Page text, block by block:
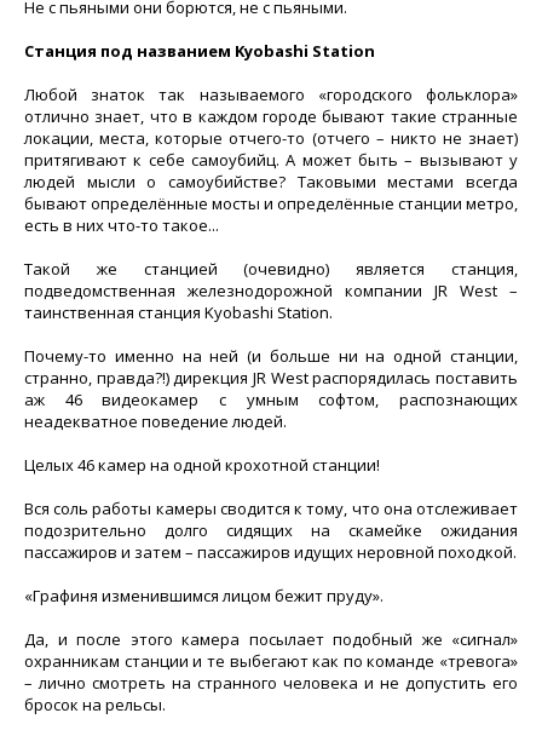
Не с пьяными они борются, не с пьяными.
Станция под названием Kyobashi Station
Любой знаток так называемого «городского фольклора»
отлично знает, что в каждом городе бывают такие странные
локации, места, которые отчего-то (отчего – никто не знает)
притягивают к себе самоубийц. А может быть – вызывают у
людей мысли о самоубийстве? Таковыми местами всегда
бывают определённые мосты и определённые станции метро,
есть в них что-то такое...
Такой же станцией (очевидно) является станция,
подведомственная железнодорожной компании JR West –
таинственная станция Kyobashi Station.
Почему-то именно на ней (и больше ни на одной станции,
странно, правда?!) дирекция JR West распорядилась поставить
аж 46 видеокамер с умным софтом, распознающих
неадекватное поведение людей.
Целых 46 камер на одной крохотной станции!
Вся соль работы камеры сводится к тому, что она отслеживает
подозрительно долго сидящих на скамейке ожидания
пассажиров и затем – пассажиров идущих неровной походкой.
«Графиня изменившимся лицом бежит пруду».
Да, и после этого камера посылает подобный же «сигнал»
охранникам станции и те выбегают как по команде «тревога»
– лично смотреть на странного человека и не допустить его
бросок на рельсы.